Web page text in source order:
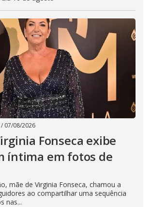
/ 07/08/2026
Fonseca exibe
íntima em fotos de
mãe de Virginia Fonseca, chamou a
ao compartilhar uma sequência
nas...